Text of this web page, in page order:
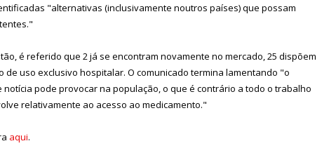
"alternativas (inclusivamente noutros países) que possam
é referido que 2 já se encontram novamente no mercado, 25 dispõem
de uso exclusivo hospitalar. O comunicado termina lamentando "o
pode provocar na população, o que é contrário a todo o trabalho
relativamente ao acesso ao medicamento."
aqui.